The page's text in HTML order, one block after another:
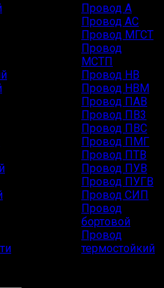
Провод А
Провод АС
Провод МГСТ
Провод
МСТП
Провод НВ
Провод НВМ
Провод ПАВ
Провод ПВ3
Провод ПВС
Провод ПМГ
Провод ПТВ
Провод ПУВ
Провод ПУГВ
Провод СИП
Провод
бортовой
Провод
термостойкий